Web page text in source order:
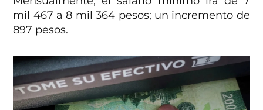
mil 467 a 8 mil 364 pesos; un incremento de
897 pesos.